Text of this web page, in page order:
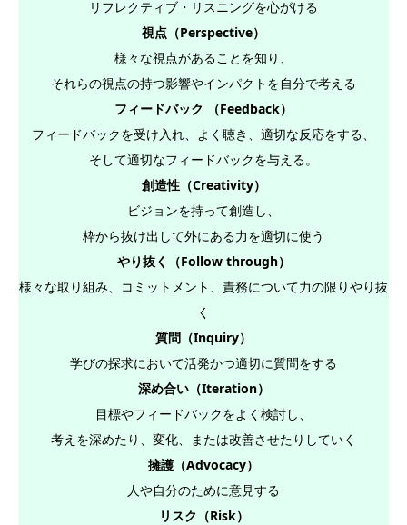
リフレクティブ・リスニングを心がける
視点（Perspective）
様々な視点があることを知り、
それらの視点の持つ影響やインパクトを自分で考える
フィードバック （Feedback）
フィードバックを受け入れ、よく聴き、適切な反応をする、
そして適切なフィードバックを与える。
創造性（Creativity）
ビジョンを持って創造し、
枠から抜け出して外にある力を適切に使う
やり抜く（Follow through）
様々な取り組み、コミットメント、責務について力の限りやり抜
く
質問（Inquiry）
学びの探求において活発かつ適切に質問をする
深め合い（Iteration）
目標やフィードバックをよく検討し、
考えを深めたり、変化、または改善させたりしていく
擁護（Advocacy）
人や自分のために意見する
リスク（Risk）